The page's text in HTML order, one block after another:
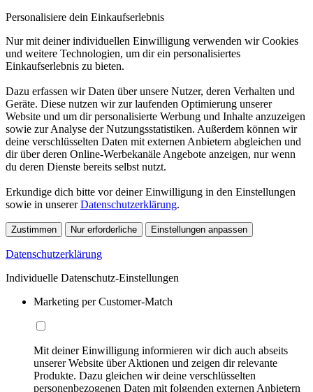
Personalisiere dein Einkaufserlebnis
Nur mit deiner individuellen Einwilligung verwenden wir Cookies
und weitere Technologien, um dir ein personalisiertes
Einkaufserlebnis zu bieten.
Dazu erfassen wir Daten über unsere Nutzer, deren Verhalten und
Geräte. Diese nutzen wir zur laufenden Optimierung unserer
Website und um dir personalisierte Werbung und Inhalte anzuzeigen
sowie zur Analyse der Nutzungsstatistiken. Außerdem können wir
deine verschlüsselten Daten mit externen Anbietern abgleichen und
dir über deren Online-Werbekanäle Angebote anzeigen, nur wenn
du deren Dienste bereits selbst nutzt.
Erkundige dich bitte vor deiner Einwilligung in den Einstellungen
sowie in unsererDatenschutzerklärung.
Zustimmen Nur erforderliche Einstellungen anpassen
Datenschutzerklärung
Individuelle Datenschutz-Einstellungen
Marketing per Customer-Match
Mit deiner Einwilligung informieren wir dich auch abseits
unserer Website über Aktionen und zeigen dir relevante
Produkte. Dazu gleichen wir deine verschlüsselten
personenbezogenen Daten mit folgenden externen Anbietern